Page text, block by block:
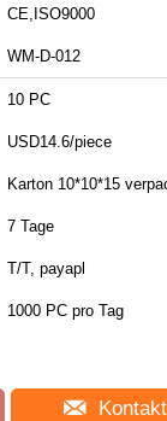
CE,ISO9000
WM-D-012
10 PC
USD14.6/piece
Karton 10*10*15
7 Tage
T/T, payapl
1000 PC pro Tag
Kontakt